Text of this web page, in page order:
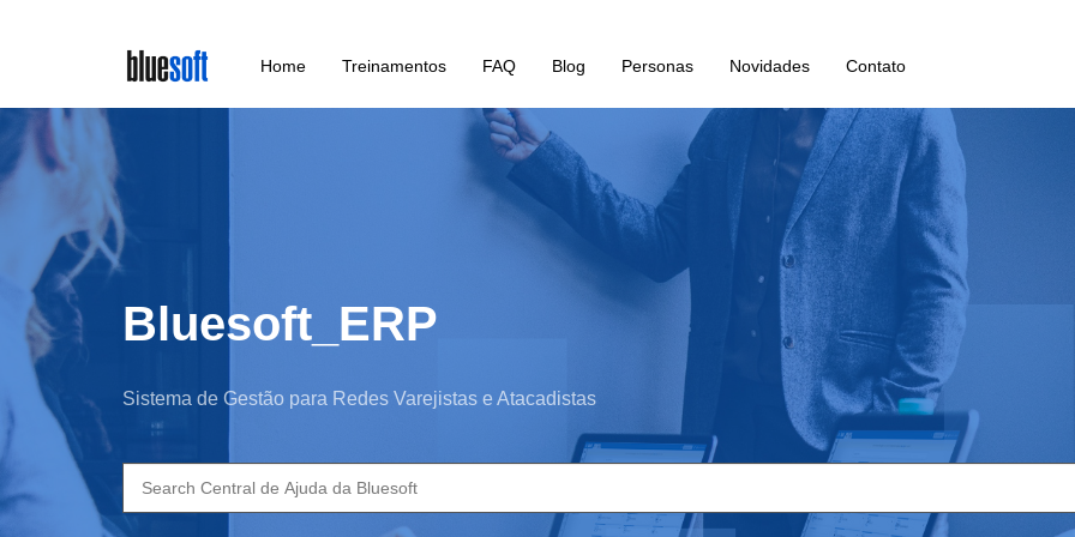
main
content
Home Treinamentos FAQ Blog Personas Novidades Contato
Bluesoft_ERP
Sistema de Gestão para Redes Varejistas e Atacadistas
Search
for: